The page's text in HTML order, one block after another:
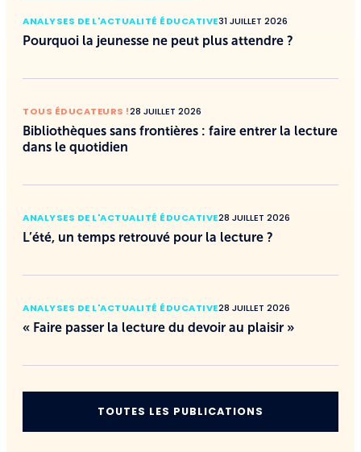
ANALYSES DE L'ACTUALITÉ ÉDUCATIVE31 JUILLET 2026
Pourquoi la jeunesse ne peut plus attendre ?
TOUS ÉDUCATEURS !28 JUILLET 2026
Bibliothèques sans frontières : faire entrer la lecture
dans le quotidien
ANALYSES DE L'ACTUALITÉ ÉDUCATIVE28 JUILLET 2026
L’été, un temps retrouvé pour la lecture ?
ANALYSES DE L'ACTUALITÉ ÉDUCATIVE28 JUILLET 2026
« Faire passer la lecture du devoir au plaisir »
TOUTES LES PUBLICATIONS